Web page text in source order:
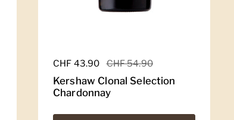
Regulärer Preis
CHF 43.90 Sale-Preis
CHF 54.90
Kershaw Clonal Selection
Chardonnay